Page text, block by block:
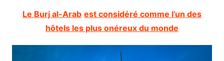
Le Burj al-Arab est considéré comme l’un des
hôtels les plus onéreux du monde